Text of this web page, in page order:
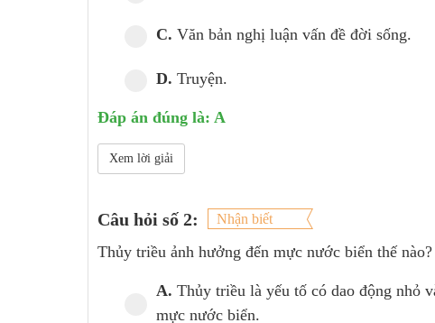
C. Văn bản nghị luận vấn đề đời sống.
D. Truyện.
Đáp án đúng là: A
Xem lời giải
Câu hỏi số 2: Nhận biết
Thủy triều ảnh hưởng đến mực nước biển thế nào?
A. Thủy triều là yếu tố có dao động nhỏ
mực nước biển.